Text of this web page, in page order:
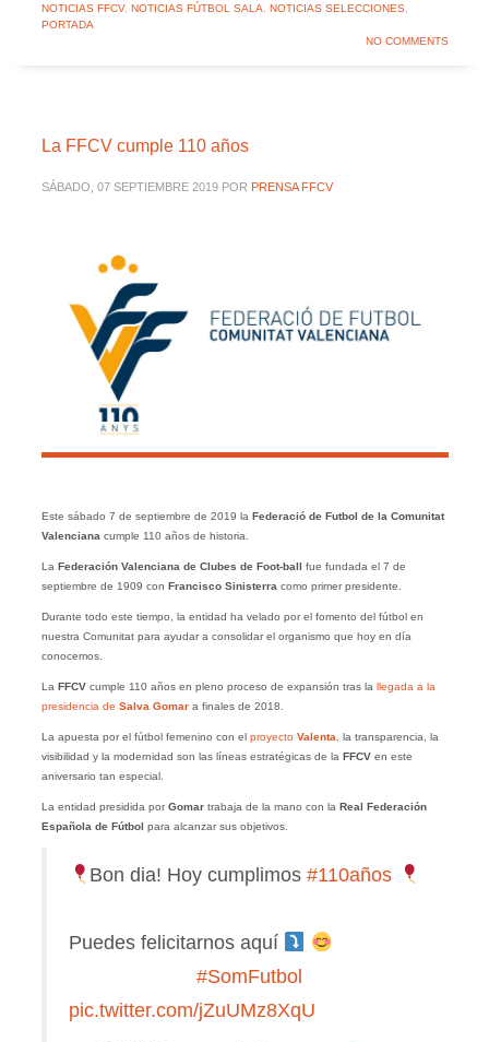
NOTICIAS FFCV, NOTICIAS FÚTBOL SALA NOTICIAS SELECCIONES,
PORTADA
NO COMMENTS
La FFCV cumple 110 años
SÁBADO, 07 SEPTIEMBRE 2019 POR PRENSA FFCV
Este sábado 7 de septiembre de 2019 la Federació de Futbol de la Comunitat
Valenciana cumple 110 años de historia.
La Federación Valenciana de Clubes de Foot-ball fue fundada el 7 de
septiembre de 1909 con Francisco Sinisterra como primer presidente.
Durante todo este tiempo, la entidad ha velado por el fomento del fútbol en
nuestra Comunitat para ayudar a consolidar el organismo que hoy en día
conocemos.
La FFCVcumple 110 años en pleno proceso de expansión tras la llegada a la
presidencia de Salva Gomar a finales de 2018.
La apuesta por el fútbol femenino con el proyecto Valenta
la transparencia, la
visibilidad y la modernidad son las líneas estratégicas de la FFCVen este
aniversario tan especial.
La entidad presidida porGomartrabaja de la mano con la Real Federación
Española de Fútbol para alcanzar sus objetivos.
Bon dia! Hoy cumplimos#110años
Puedes felicitarnos aquí
#SomFutbol
pic.twitter.com/jZuUMz8XqU